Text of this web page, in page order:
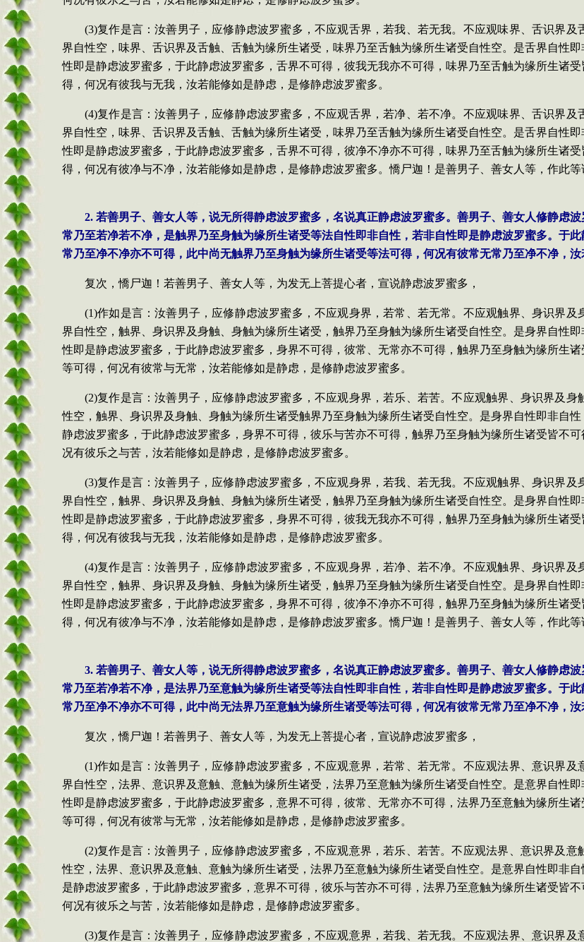
(3)复作是言：汝善男子，应修静虑波罗蜜多，不应观舌界，若我、若无我。不应观味界、舌识界
界自性空，味界、舌识界及舌触、舌触为缘所生诸受，味界乃至舌触为缘所生诸受自性空。是舌界自性
性即是静虑波罗蜜多，于此静虑波罗蜜多，舌界不可得，彼我无我亦不可得，味界乃至舌触为缘所生诸
得，何况有彼我与无我，汝若能修如是静虑，是修静虑波罗蜜多。
(4)复作是言：汝善男子，应修静虑波罗蜜多，不应观舌界，若净、若不净。不应观味界、舌识界
界自性空，味界、舌识界及舌触、舌触为缘所生诸受，味界乃至舌触为缘所生诸受自性空。是舌界自性
性即是静虑波罗蜜多，于此静虑波罗蜜多，舌界不可得，彼净不净亦不可得，味界乃至舌触为缘所生诸
得，何况有彼净与不净，汝若能修如是静虑，是修静虑波罗蜜多。憍尸迦！是善男子、善女人等，作此等
2. 若善男子、善女人等，说无所得静虑波罗蜜多，名说真正静虑波罗蜜多。善男子、善女人修静虑
常乃至若净若不净，是触界乃至身触为缘所生诸受等法自性即非自性，若非自性即是静虑波罗蜜多。于
常乃至净不净亦不可得，此中尚无触界乃至身触为缘所生诸受等法可得，何况有彼常无常乃至净不净，
复次，憍尸迦！若善男子、善女人等，为发无上菩提心者，宣说静虑波罗蜜多，
(1)作如是言：汝善男子，应修静虑波罗蜜多，不应观身界，若常、若无常。不应观触界、身识界
界自性空，触界、身识界及身触、身触为缘所生诸受，触界乃至身触为缘所生诸受自性空。是身界自性
性即是静虑波罗蜜多，于此静虑波罗蜜多，身界不可得，彼常、无常亦不可得，触界乃至身触为缘所生
等可得，何况有彼常与无常，汝若能修如是静虑，是修静虑波罗蜜多。
(2)复作是言：汝善男子，应修静虑波罗蜜多，不应观身界，若乐、若苦。不应观触界、身识界及
性空，触界、身识界及身触、身触为缘所生诸受触界乃至身触为缘所生诸受自性空。是身界自性即非自
静虑波罗蜜多，于此静虑波罗蜜多，身界不可得，彼乐与苦亦不可得，触界乃至身触为缘所生诸受皆不
况有彼乐之与苦，汝若能修如是静虑，是修静虑波罗蜜多。
(3)复作是言：汝善男子，应修静虑波罗蜜多，不应观身界，若我、若无我。不应观触界、身识界
界自性空，触界、身识界及身触、身触为缘所生诸受，触界乃至身触为缘所生诸受自性空。是身界自性
性即是静虑波罗蜜多，于此静虑波罗蜜多，身界不可得，彼我无我亦不可得，触界乃至身触为缘所生诸
得，何况有彼我与无我，汝若能修如是静虑，是修静虑波罗蜜多。
(4)复作是言：汝善男子，应修静虑波罗蜜多，不应观身界，若净、若不净。不应观触界、身识界
界自性空，触界、身识界及身触、身触为缘所生诸受，触界乃至身触为缘所生诸受自性空。是身界自性
性即是静虑波罗蜜多，于此静虑波罗蜜多，身界不可得，彼净不净亦不可得，触界乃至身触为缘所生诸
得，何况有彼净与不净，汝若能修如是静虑，是修静虑波罗蜜多。憍尸迦！是善男子、善女人等，作此等
3. 若善男子、善女人等，说无所得静虑波罗蜜多，名说真正静虑波罗蜜多。善男子、善女人修静虑
常乃至若净若不净，是法界乃至意触为缘所生诸受等法自性即非自性，若非自性即是静虑波罗蜜多。于
常乃至净不净亦不可得，此中尚无法界乃至意触为缘所生诸受等法可得，何况有彼常无常乃至净不净，
复次，憍尸迦！若善男子、善女人等，为发无上菩提心者，宣说静虑波罗蜜多，
(1)作如是言：汝善男子，应修静虑波罗蜜多，不应观意界，若常、若无常。不应观法界、意识界
界自性空，法界、意识界及意触、意触为缘所生诸受，法界乃至意触为缘所生诸受自性空。是意界自性
性即是静虑波罗蜜多，于此静虑波罗蜜多，意界不可得，彼常、无常亦不可得，法界乃至意触为缘所生
等可得，何况有彼常与无常，汝若能修如是静虑，是修静虑波罗蜜多。
(2)复作是言：汝善男子，应修静虑波罗蜜多，不应观意界，若乐、若苦。不应观法界、意识界及
性空，法界、意识界及意触、意触为缘所生诸受，法界乃至意触为缘所生诸受自性空。是意界自性即非
是静虑波罗蜜多，于此静虑波罗蜜多，意界不可得，彼乐与苦亦不可得，法界乃至意触为缘所生诸受皆
何况有彼乐之与苦，汝若能修如是静虑，是修静虑波罗蜜多。
(3)复作是言：汝善男子，应修静虑波罗蜜多，不应观意界，若我、若无我。不应观法界、意识界